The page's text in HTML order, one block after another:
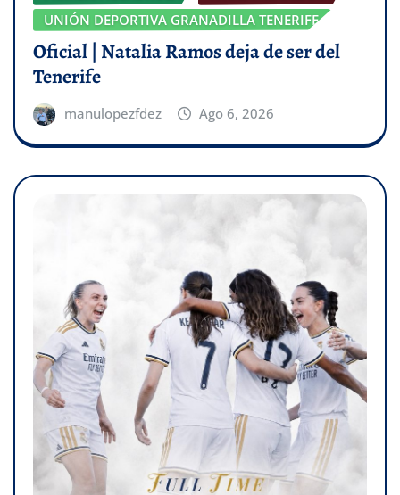
UNIÓN DEPORTIVA GRANADILLA TENERIFE
Oficial | Natalia Ramos deja de ser del
Tenerife
manulopezfdez Ago 6, 2026